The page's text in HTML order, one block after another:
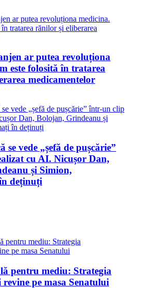
ar putea revoluționa
este folosită în tratarea
medicamentelor
se vede „șefă de pușcărie”
cu AI. Nicușor Dan,
și Simion,
deținuți
pentru mediu: Strategia
pe masa Senatului